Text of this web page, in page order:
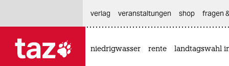
verlag
veranstaltungen shop fragen
niedrigwasser rente landtagswahl